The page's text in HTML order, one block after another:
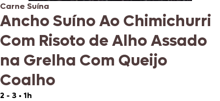
Carne Suína
Ancho Suíno Ao Chimichurri
Com Risoto de Alho Assado
na Grelha Com Queijo
Coalho
2 - 3 • 1h